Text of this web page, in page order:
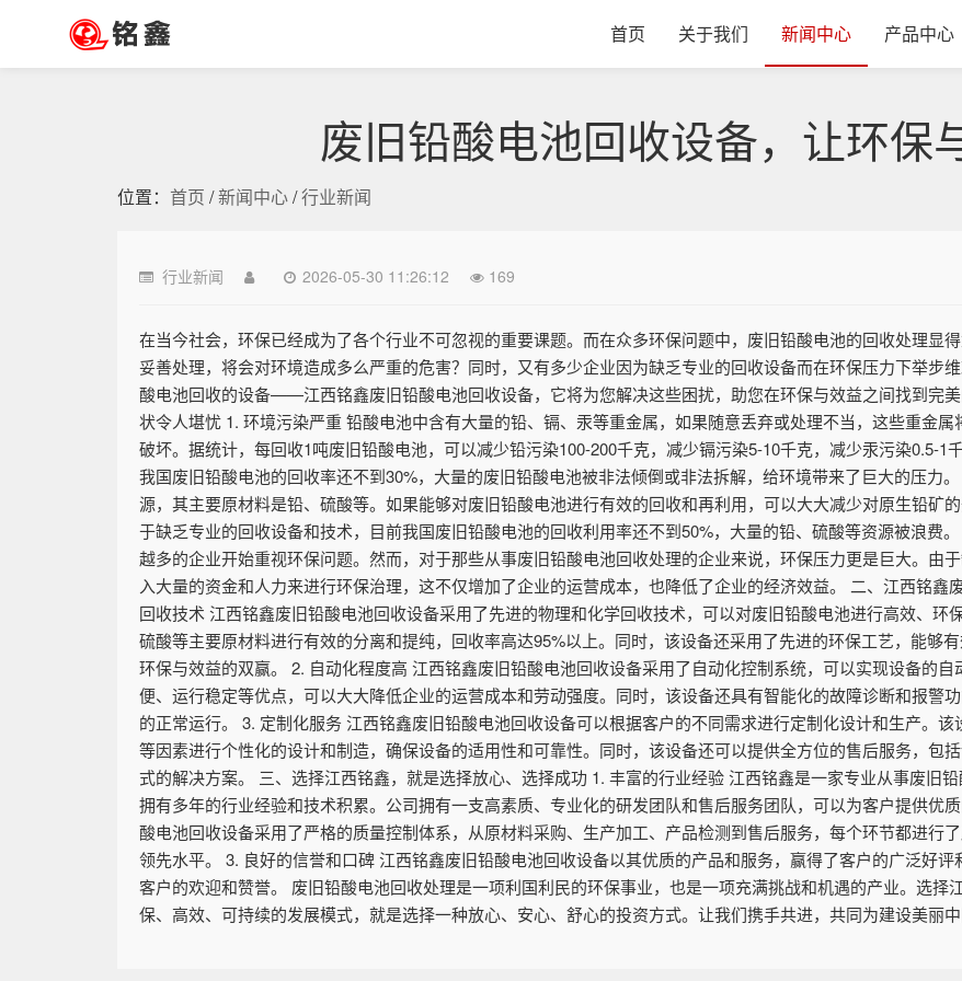
首页 关于我们 新闻中心 产品中心
废旧铅酸电池回收设备，让环保
位置： 首页 /新闻中心/行业新闻
行业新闻 2026-05-30 11:26:12 169
在当今社会，环保已经成为了各个行业不可忽视的重要课题。而在众多环保问题中，废旧铅酸电池的回收处理显
妥善处理，将会对环境造成多么严重的危害？同时，又有多少企业因为缺乏专业的回收设备而在环保压力下举步
酸电池回收的设备——江西铭鑫废旧铅酸电池回收设备，它将为您解决这些困扰，助您在环保与效益之间找到完
状令人堪忧 1. 环境污染严重 铅酸电池中含有大量的铅、镉、汞等重金属，如果随意丢弃或处理不当，这些重金
破坏。据统计，每回收1吨废旧铅酸电池，可以减少铅污染100-200千克，减少镉污染5-10千克，减少汞污染0.5-
我国废旧铅酸电池的回收率还不到30%，大量的废旧铅酸电池被非法倾倒或非法拆解，给环境带来了巨大的压力
源，其主要原材料是铅、硫酸等。如果能够对废旧铅酸电池进行有效的回收和再利用，可以大大减少对原生铅矿
于缺乏专业的回收设备和技术，目前我国废旧铅酸电池的回收利用率还不到50%，大量的铅、硫酸等资源被浪费
越多的企业开始重视环保问题。然而，对于那些从事废旧铅酸电池回收处理的企业来说，环保压力更是巨大。由
入大量的资金和人力来进行环保治理，这不仅增加了企业的运营成本，也降低了企业的经济效益。 二、江西铭鑫
回收技术 江西铭鑫废旧铅酸电池回收设备采用了先进的物理和化学回收技术，可以对废旧铅酸电池进行高效、环
硫酸等主要原材料进行有效的分离和提纯，回收率高达95%以上。同时，该设备还采用了先进的环保工艺，能够
环保与效益的双赢。 2. 自动化程度高 江西铭鑫废旧铅酸电池回收设备采用了自动化控制系统，可以实现设备的
便、运行稳定等优点，可以大大降低企业的运营成本和劳动强度。同时，该设备还具有智能化的故障诊断和报警
的正常运行。 3. 定制化服务 江西铭鑫废旧铅酸电池回收设备可以根据客户的不同需求进行定制化设计和生产。
等因素进行个性化的设计和制造，确保设备的适用性和可靠性。同时，该设备还可以提供全方位的售后服务，包
式的解决方案。 三、选择江西铭鑫，就是选择放心、选择成功 1. 丰富的行业经验 江西铭鑫是一家专业从事废旧
拥有多年的行业经验和技术积累。公司拥有一支高素质、专业化的研发团队和售后服务团队，可以为客户提供优
酸电池回收设备采用了严格的质量控制体系，从原材料采购、生产加工、产品检测到售后服务，每个环节都进行
领先水平。 3. 良好的信誉和口碑 江西铭鑫废旧铅酸电池回收设备以其优质的产品和服务，赢得了客户的广泛好
客户的欢迎和赞誉。 废旧铅酸电池回收处理是一项利国利民的环保事业，也是一项充满挑战和机遇的产业。选择
保、高效、可持续的发展模式，就是选择一种放心、安心、舒心的投资方式。让我们携手共进，共同为建设美丽